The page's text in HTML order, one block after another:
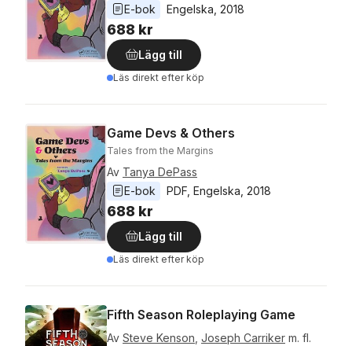
E-bok
Engelska 2018
688 kr
Lägg till
Läs direkt efter köp
Game Devs & Others
Tales from the Margins
Av Tanya DePass
E-bok
PDF Engelska 2018
688 kr
Lägg till
Läs direkt efter köp
Fifth Season Roleplaying Game
Av Steve Kenson Joseph Carriker m. fl.